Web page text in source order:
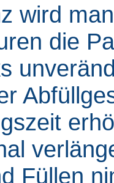
wird
die
Füllen